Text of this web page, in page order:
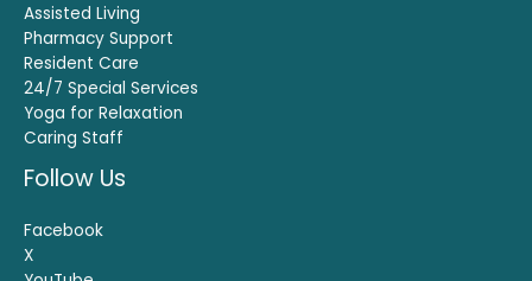
Assisted Living
Pharmacy Support
Resident Care
24/7 Special Services
Yoga for Relaxation
Caring Staff
Follow Us
Facebook
X